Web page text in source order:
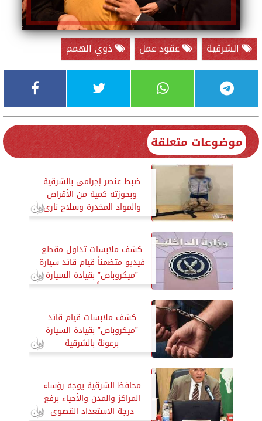
الشرقية عقود عمل ذوي الهمم
موضوعات متعلقة
ضبط عنصر إجرامى بالشرقية
وبحوزته كمية من الأقراص
والمواد المخدرة وسلاح نارى
كشف ملابسات تداول مقطع
فيديو متضمناً قيام قائد سيارة
”ميكروباص” بقيادة السيارة
برعونة معرضاً حياة المواطنين
الواقعة
كشف ملابسات قيام قائد
”ميكروباص” بقيادة السيارة
برعونة بالشرقية
محافظ الشرقية يوجه رؤساء
المراكز والمدن والأحياء برفع
درجة الاستعداد القصوى